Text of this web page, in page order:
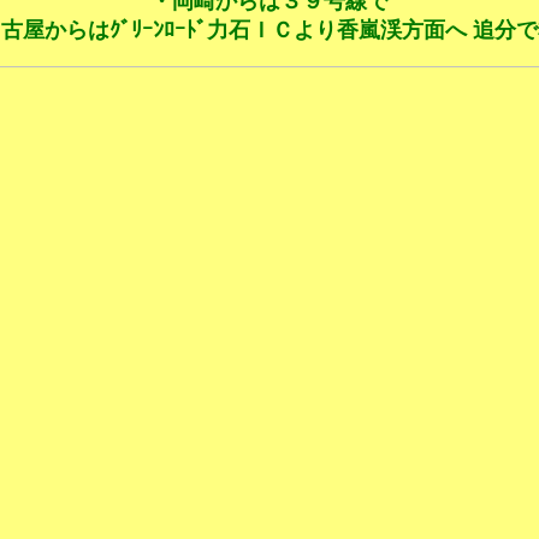
屋からはｸﾞﾘｰﾝﾛｰﾄﾞ力石ＩＣより香嵐渓方面へ 追分